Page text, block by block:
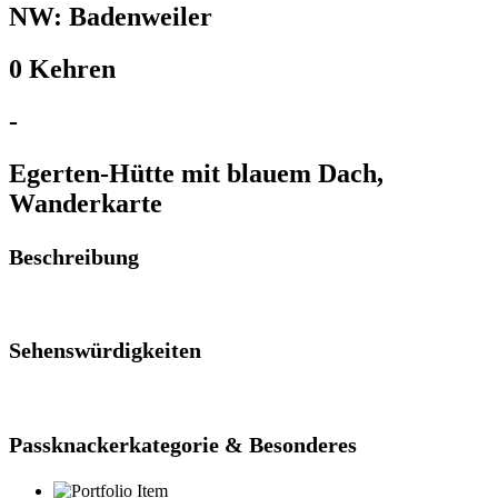
NW: Badenweiler
0 Kehren
-
Egerten-Hütte mit blauem Dach,
Wanderkarte
Beschreibung
Sehenswürdigkeiten
Passknackerkategorie & Besonderes